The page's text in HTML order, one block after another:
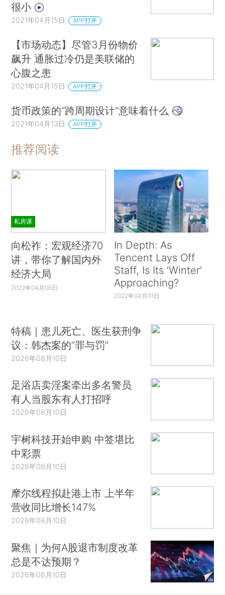
很小
2021年04月15日 APP打开
【市场动态】尽管3月份物价
飙升 通胀过冷仍是美联储的
心腹之患
2021年04月15日 APP打开
货币政策的“跨周期设计”意味着什么
2021年04月13日 APP打开
推荐阅读
私房课
向松祚：宏观经济70
讲，带你了解国内外
经济大局
2022年04月06日
In Depth: As
Tencent Lays Off
Staff, Is Its ‘Winter’
Approaching?
2022年04月01日
特稿｜患儿死亡、医生获刑争
议：韩杰案的“罪与罚”
2026年08月10日
足浴店卖淫案牵出多名警员
有人当股东有人打招呼
2026年08月10日
宇树科技开始申购 中签堪比
中彩票
2026年08月10日
摩尔线程拟赴港上市 上半年
营收同比增长147%
2026年08月10日
聚焦｜为何A股退市制度改革
总是不达预期？
2026年08月10日